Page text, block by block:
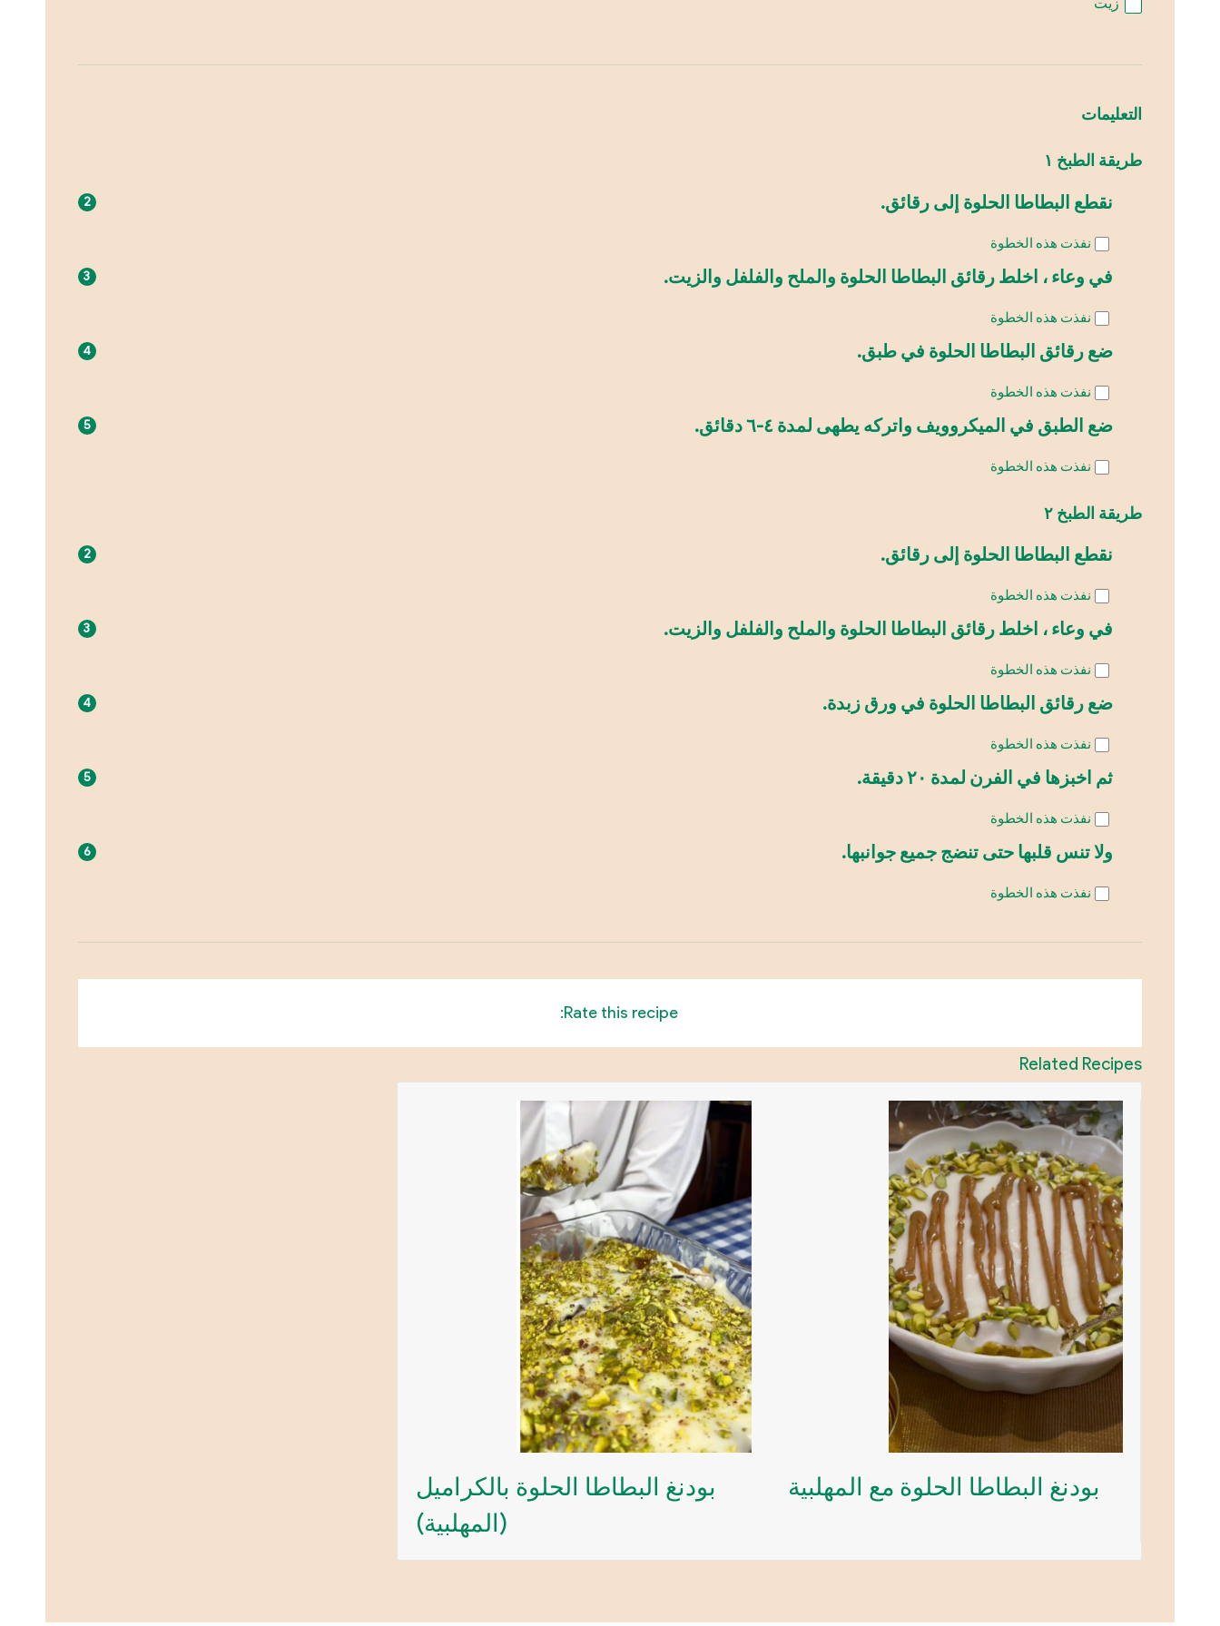
التعليمات
طريقة الطبخ ١
نقطع البطاطا الحلوة إلى رقائق.
نفذت هذه الخطوة
في وعاء ، اخلط رقائق البطاطا الحلوة والملح والفلفل والزيت.
نفذت هذه الخطوة
ضع رقائق البطاطا الحلوة في طبق.
نفذت هذه الخطوة
ضع الطبق في الميكروويف واتركه يطهى لمدة ٤-٦ دقائق.
نفذت هذه الخطوة
طريقة الطبخ ٢
نقطع البطاطا الحلوة إلى رقائق.
نفذت هذه الخطوة
في وعاء ، اخلط رقائق البطاطا الحلوة والملح والفلفل والزيت.
نفذت هذه الخطوة
ضع رقائق البطاطا الحلوة في ورق زبدة.
نفذت هذه الخطوة
ثم اخبزها في الفرن لمدة ٢٠ دقيقة.
نفذت هذه الخطوة
ولا تنس قلبها حتى تنضج جميع جوانبها.
نفذت هذه الخطوة
Rate this recipe:
Related Recipes
بودنغ البطاطا الحلوة مع المهلبية
بودنغ البطاطا الحلوة بالكراميل
(المهلبية)